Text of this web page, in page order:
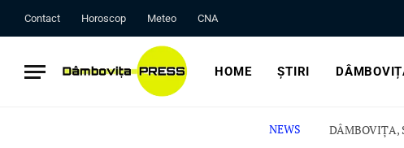
Contact Horoscop Meteo CNA
HOME ȘTIRI
NEWS